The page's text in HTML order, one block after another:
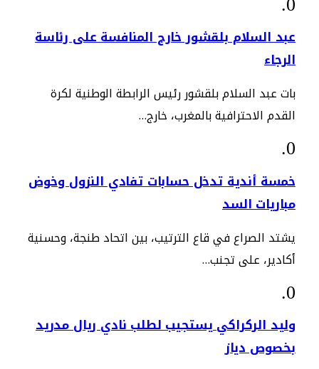
عبد السلام بلقشور خارج المنافسة على رئاسة
الرجاء
بات عبد السلام بلقشور رئيس الرابطة الوطنية لكرة
القدم الاحترافية بالمغرب، خارج…
خمسة أندية تدخل حسابات تفادي النزول وخوض
مباريات السد
يشتد الصراع في قاع الترتيب، بين اتحاد طنجة، وحسنية
أكادير، على تجنب…
وليد الركراكي يستجيب لطلب نادي ريال مدريد
بخصوص دياز